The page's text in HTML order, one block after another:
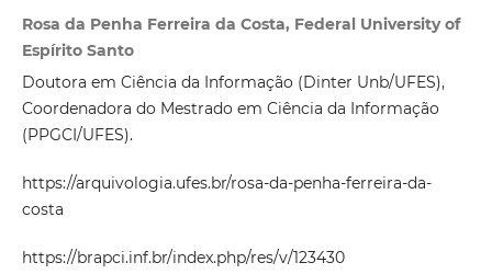
Rosa da Penha Ferreira da Costa, Federal University of
Espírito Santo
Doutora em Ciência da Informação (Dinter Unb/UFES),
Coordenadora do Mestrado em Ciência da Informação
(PPGCI/UFES).
https://arquivologia.ufes.br/rosa-da-penha-ferreira-da-
costa
https://brapci.inf.br/index.php/res/v/123430